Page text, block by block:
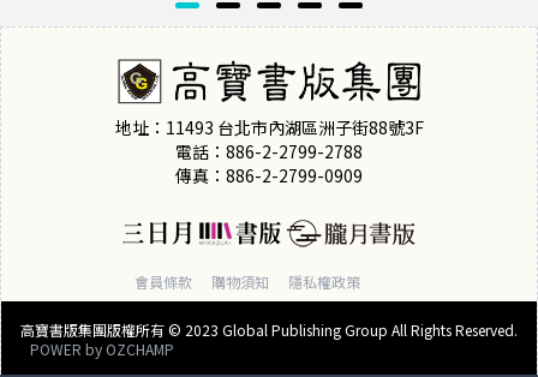
地址：11493 台北市內湖區洲子街88號3F
電話：886-2-2799-2788
傳真：886-2-2799-0909
會員條款 購物須知 隱私權政策
高寶書版集團版權所有 © 2023 Global Publishing Group All Rights Reserved.
POWER by OZCHAMP